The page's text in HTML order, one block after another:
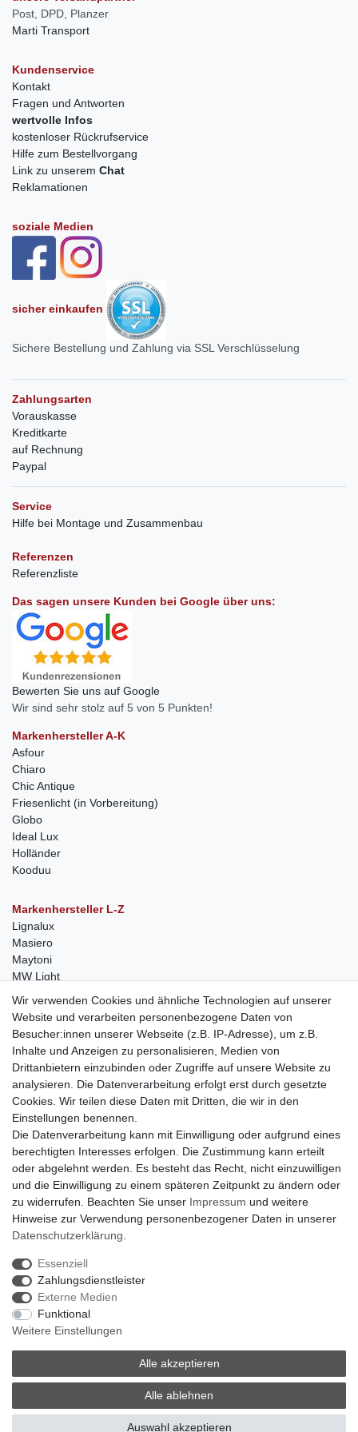
Post, DPD, Planzer
Marti Transport
Kundenservice
Kontakt
Fragen und Antworten
wertvolle Infos
kostenloser Rückrufservice
Hilfe zum Bestellvorgang
Link zu unserem Chat
Reklamationen
soziale Medien
sicher einkaufen
Sichere Bestellung und Zahlung via SSL Verschlüsselung
Zahlungsarten
Vorauskasse
Kreditkarte
auf Rechnung
Paypal
Service
Hilfe bei Montage und Zusammenbau
Referenzen
Referenzliste
Das sagen unsere Kunden bei Google über uns:
Bewerten Sie uns auf Google
Wir sind sehr stolz auf 5 von 5 Punkten!
Markenhersteller A-K
Asfour
Chiaro
Chic Antique
Friesenlicht (in Vorbereitung)
Globo
Ideal Lux
Holländer
Kooduu
Markenhersteller L-Z
Lignalux
Masiero
Maytoni
MW Light
Anfragen von Herstellern
Sie sind Lampen-Hersteller und suchen einen Vertriebspartner in
der Schweiz?
Kontaktieren Sie uns per Mail:Herstelleranfrage Vertrieb
Schweiz
Newsletter
Newsletter
Hiermit bestätige ich, dass ich dieDaten­schutz­erklärunggelesen habe. Meine
Einwilligung kann ich jederzeit widerrufen.**
Widerrufsrecht |
Datenschutzerklärung |AGB |Kontakt
Wir verwenden Cookies und ähnliche Technologien auf unserer
Website und verarbeiten personenbezogene Daten von
Besucher:innen unserer Webseite (z.B. IP-Adresse), um z.B.
Inhalte und Anzeigen zu personalisieren, Medien von
Drittanbietern einzubinden oder Zugriffe auf unsere Website zu
analysieren. Die Datenverarbeitung erfolgt erst durch gesetzte
Cookies. Wir teilen diese Daten mit Dritten, die wir in den
Einstellungen benennen.
Die Datenverarbeitung kann mit Einwilligung oder aufgrund eines
berechtigten Interesses erfolgen. Die Zustimmung kann erteilt
oder abgelehnt werden. Es besteht das Recht, nicht einzuwilligen
und die Einwilligung zu einem späteren Zeitpunkt zu ändern oder
zu widerrufen. Beachten Sie unser Impressum und weitere
Hinweise zur Verwendung personenbezogener Daten in unserer
Daten­schutz­erklärung
Essenziell
Zahlungsdienstleister
Externe Medien
Funktional
Weitere Einstellungen
Alle akzeptieren
Alle ablehnen
Auswahl akzeptieren
© Copyright 2026 | traumlampen.ch | Firmensitz: 8598
Bottighofen, Schweiz | Hotline +41 56 534 72 67